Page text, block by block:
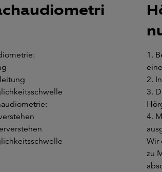
1.
2.
3.
4.
Wir
zu